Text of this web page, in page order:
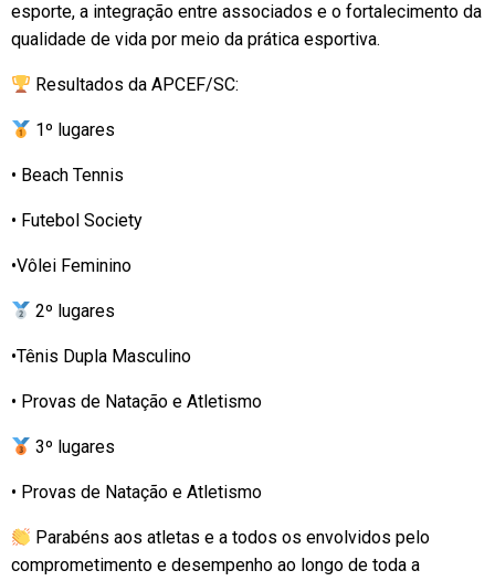
esporte, a integração entre associados e o fortalecimento da
qualidade de vida por meio da prática esportiva.
Resultados da APCEF/SC:
1º lugares
• Beach Tennis
• Futebol Society
•Vôlei Feminino
2º lugares
•Tênis Dupla Masculino
• Provas de Natação e Atletismo
3º lugares
• Provas de Natação e Atletismo
Parabéns aos atletas e a todos os envolvidos pelo
comprometimento e desempenho ao longo de toda a